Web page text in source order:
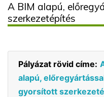
A BIM alapú,
szerkezetépítés
Pályázat rövid címe:
alapú,
gyorsított